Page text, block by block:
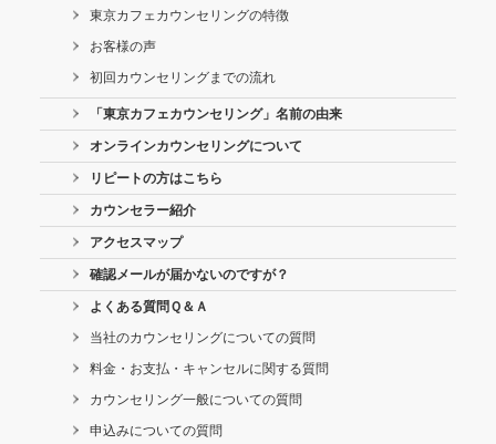
東京カフェカウンセリングの特徴
お客様の声
初回カウンセリングまでの流れ
「東京カフェカウンセリング」名前の由来
オンラインカウンセリングについて
リピートの方はこちら
カウンセラー紹介
アクセスマップ
確認メールが届かないのですが？
よくある質問Ｑ＆Ａ
当社のカウンセリングについての質問
料金・お支払・キャンセルに関する質問
カウンセリング一般についての質問
申込みについての質問